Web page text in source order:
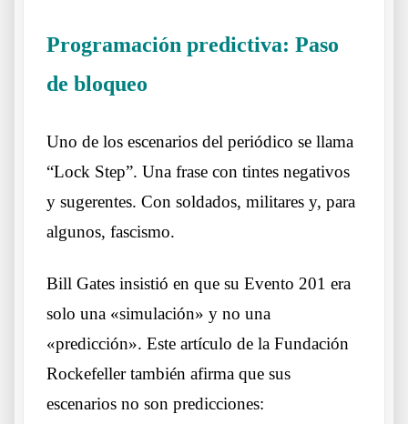
Programación predictiva: Paso
de bloqueo
Uno de los escenarios del periódico se llama
“Lock Step”. Una frase con tintes negativos
y sugerentes. Con soldados, militares y, para
algunos, fascismo.
Bill Gates insistió en que su Evento 201 era
solo una «simulación» y no una
«predicción». Este artículo de la Fundación
Rockefeller también afirma que sus
escenarios no son predicciones: